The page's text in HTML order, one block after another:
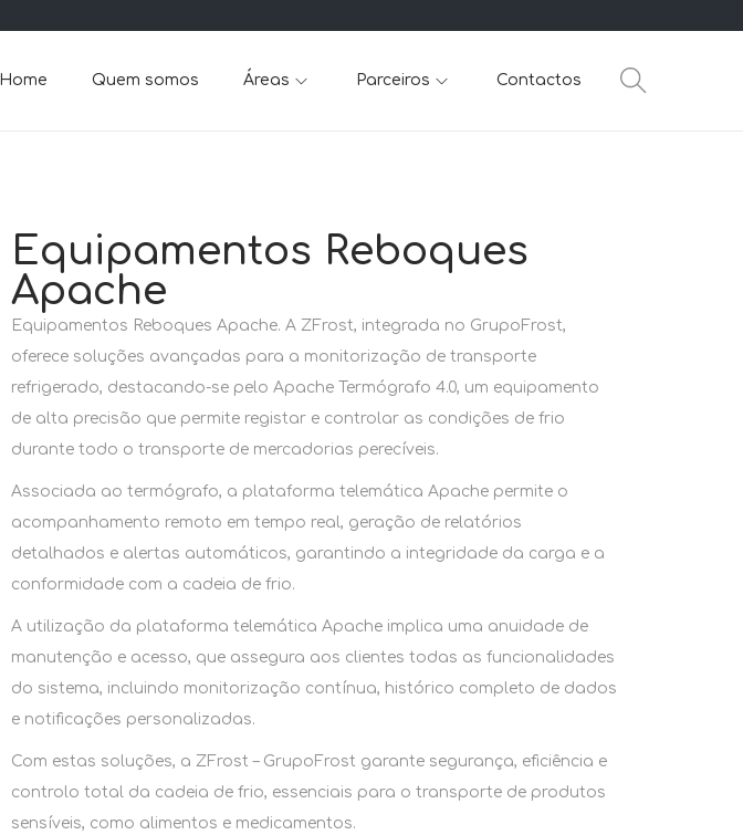
Home Quem somos Áreas Parceiros Contactos
Equipamentos Reboques
Apache
Equipamentos Reboques Apache. A ZFrost, integrada no GrupoFrost,
oferece soluções avançadas para a monitorização de transporte
refrigerado, destacando-se pelo Apache Termógrafo 4.0, um equipamento
de alta precisão que permite registar e controlar as condições de frio
durante todo o transporte de mercadorias perecíveis.
Associada ao termógrafo, a plataforma telemática Apache permite o
acompanhamento remoto em tempo real, geração de relatórios
detalhados e alertas automáticos, garantindo a integridade da carga e a
conformidade com a cadeia de frio.
A utilização da plataforma telemática Apache implica uma anuidade de
manutenção e acesso, que assegura aos clientes todas as funcionalidades
do sistema, incluindo monitorização contínua, histórico completo de dados
e notificações personalizadas.
Com estas soluções, a ZFrost – GrupoFrost garante segurança, eficiência e
controlo total da cadeia de frio, essenciais para o transporte de produtos
sensíveis, como alimentos e medicamentos.